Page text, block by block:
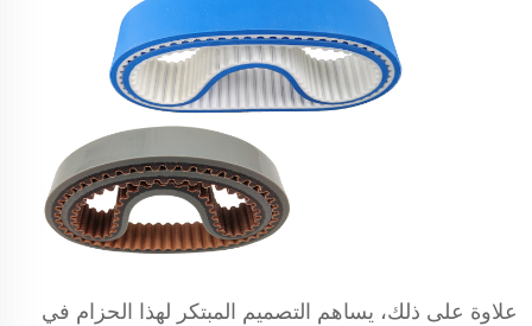
علاوة على ذلك، يساهم التصميم المبتكر لهذا الحزام في